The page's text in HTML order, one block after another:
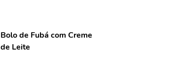
Bolo de Fubá com Creme
de Leite